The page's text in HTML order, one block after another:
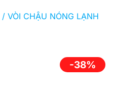
/ VÒI CHẬU NÓNG LẠNH
-38%